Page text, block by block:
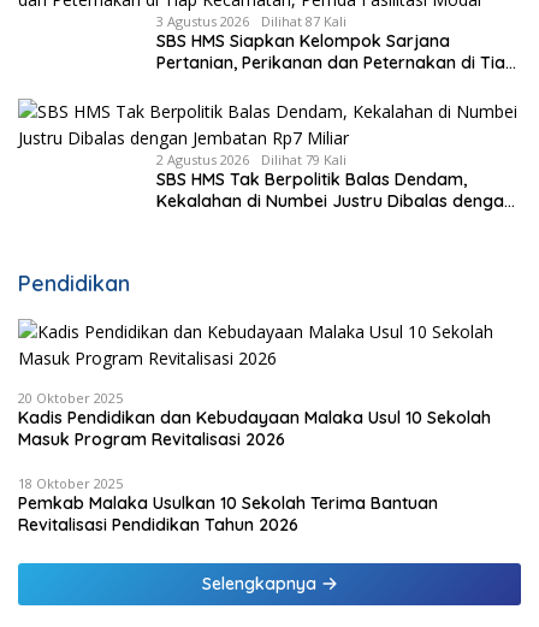
3 Agustus 2026 Dilihat 87 Kali
SBS HMS Siapkan Kelompok Sarjana
Pertanian, Perikanan dan Peternakan di Tiap
2 Agustus 2026 Dilihat 79 Kali
SBS HMS Tak Berpolitik Balas Dendam,
Kekalahan di Numbei Justru Dibalas dengan
Pendidikan
20 Oktober 2025
Kadis Pendidikan dan Kebudayaan Malaka Usul 10 Sekolah
Masuk Program Revitalisasi 2026
18 Oktober 2025
Pemkab Malaka Usulkan 10 Sekolah Terima Bantuan
Revitalisasi Pendidikan Tahun 2026
Selengkapnya